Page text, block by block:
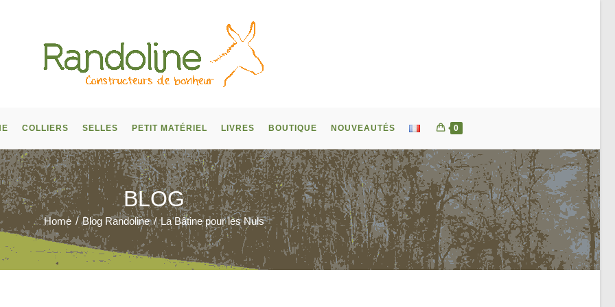
COLLIERS SELLES PETIT MATÉRIEL LIVRES BOUTIQUE NOUVEAUTÉS 0
BLOG
Home / Blog Randoline / La Bâtine pour les Nuls